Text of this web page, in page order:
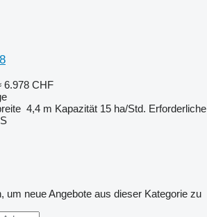
6.978 CHF
4,4 m Kapazität 15 ha/Std. Erforderliche
um neue Angebote aus dieser Kategorie zu